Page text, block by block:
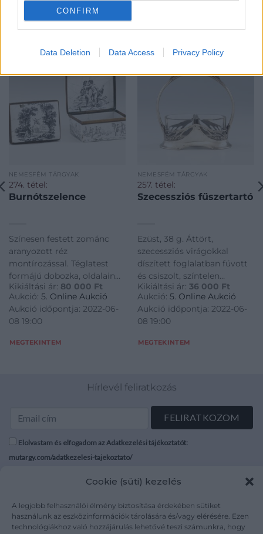
CONFIRM
Data Deletion Data Access Privacy Policy
Cookie (süti) kezelés
A legjobb felhasználói élmény biztosítása érdekében sütiket
használunk az eszközinformációk tárolására és/vagy elérésére. Ezen
technológiákhoz való hozzájárulás lehetővé teszi számunkra, hogy
KAPCSOLÓDÓ MŰTÁRGYAK
NEMESFÉM TÁRGYAK
274. tétel:
Burnótszelence
Színesen festett zománc
aranyozott réz
montírozással. Téglatest
formájú dobozka, oldalain
schwarzlot festéssel falusi
életképek, ill.
vadászjelenetek, fedelén
belül mitológiai-, alján biblia
Kikiáltási ár: 80 000 Ft
Aukció: 5. Online Aukció
Aukció időpontja: 2022-06-
08 19:00
MEGTEKINTEM
NEMESFÉM TÁRGYAK
257. tétel:
Szecessziós fűszertartó
Ezüst, 38 g. Áttört,
szecessziós virágokkal
díszített foglalatban fúvott
és csiszolt, színtelen
üvegbetétek. Jelzett: 800-as
fémfinomsági-, valamint
1902 utáni pesti behozatali
jellel. Német, 1900 körül. M.:
Kikiáltási ár: 36 000 Ft
Aukció: 5. Online Aukció
Aukció időpontja: 2022-06-
08 19:00
MEGTEKINTEM
Hírlevél feliratkozás
Elolvastam és elfogadom az Adatkezelési tájékoztatót:
mutargy.com/adatkezelesi-tajekoztato/
Médiaajánlat
Karrier
Kapcsolat
Áraink
ÁSZF
Adatvédelem
Impresszum